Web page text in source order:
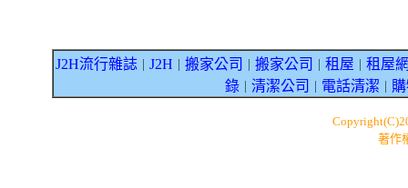
J2H流行雜誌 J2H 搬家公司 搬家公司 租屋
租屋
錄｜ 清潔公司 電話清潔
著作